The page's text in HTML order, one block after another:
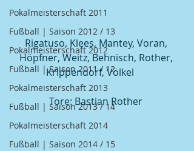
Pokalmeisterschaft 2011
Fußball | Saison 2012 / 13
Pokalmeisterschaft 2012
Fußball | Saison 2011 / 12
Pokalmeisterschaft 2013
Fußball | Saison 2013 / 14
Pokalmeisterschaft 2014
Fußball | Saison 2014 / 15
Rigatuso, Klees, Mantey, Voran,
Höpfner, Weitz, Behnisch, Rother,
Krippendorf, Völkel
Tore: Bastian Rother